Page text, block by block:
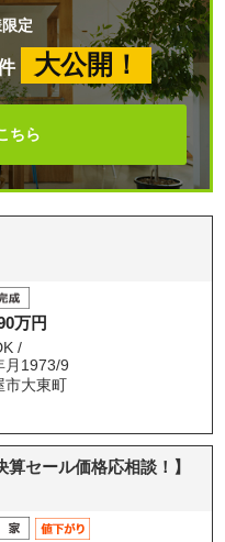
定
大公開！
ちら
万円
/
月1973/9
市大東町
セール価格応相談！】